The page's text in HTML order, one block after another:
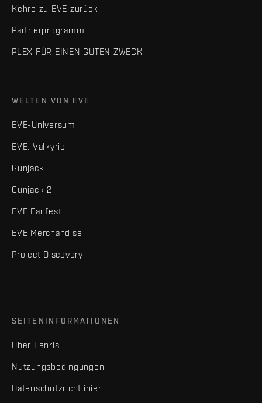
Kehre zu EVE zurück
Partnerprogramm
PLEX FÜR EINEN GUTEN ZWECK
WELTEN VON EVE
EVE-Universum
EVE: Valkyrie
Gunjack
Gunjack 2
EVE Fanfest
EVE Merchandise
Project Discovery
SEITENINFORMATIONEN
Über Fenris
Nutzungsbedingungen
Datenschutzrichtlinien